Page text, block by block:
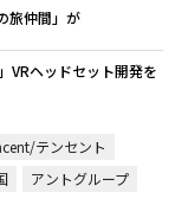
旅仲間」が
VRヘッドセット開発を
テンセント
アントグループ